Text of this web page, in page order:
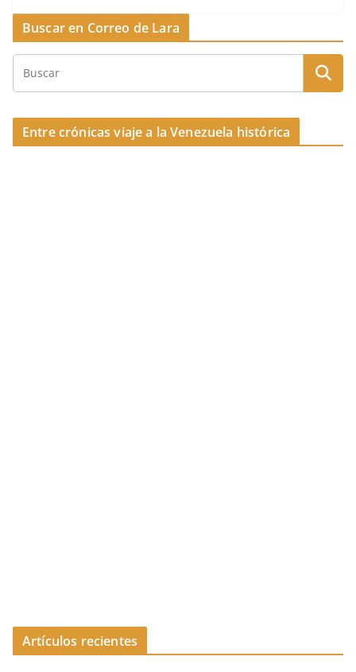
e
b
o
k
a
d
p
ar
Buscar en Correo de Lara
Entre crónicas viaje a la Venezuela histórica
Artículos recientes